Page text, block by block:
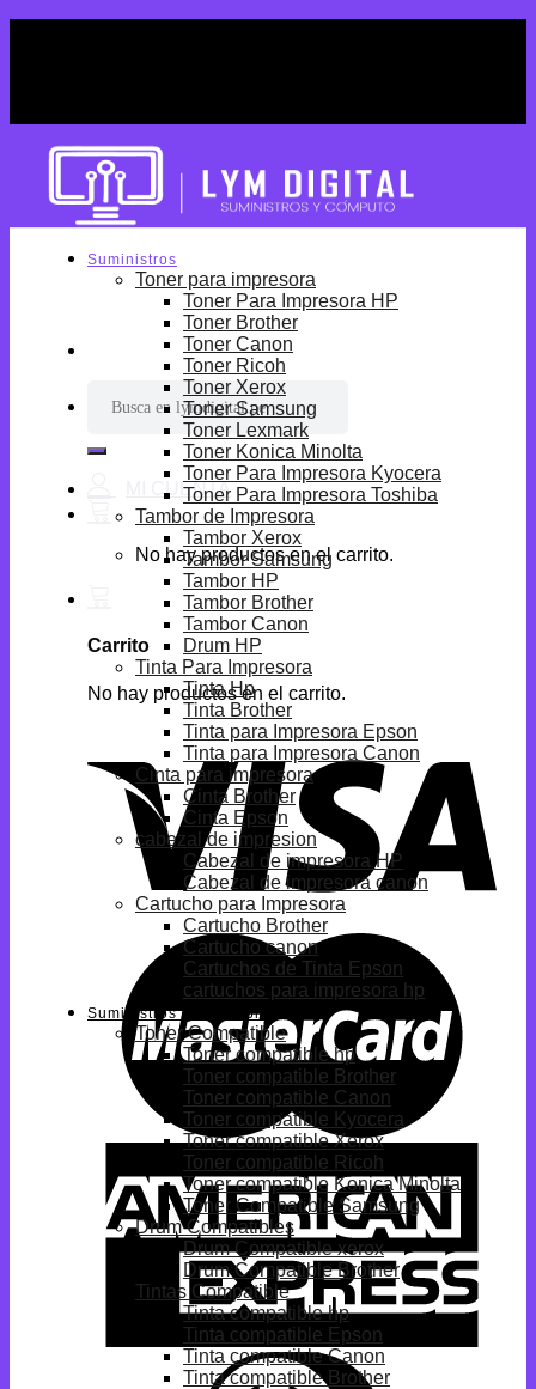
por:
No hay productos en el carrito.
Carrito
No hay productos en el carrito.
Suministros
Toner para impresora
Toner Para Impresora HP
Toner Brother
Toner Canon
Toner Ricoh
Toner Xerox
Toner Samsung
Toner Lexmark
Toner Konica Minolta
Toner Para Impresora Kyocera
Toner Para Impresora Toshiba
Tambor de Impresora
Tambor Xerox
Tambor Samsung
Tambor HP
Tambor Brother
Tambor Canon
Drum HP
Tinta Para Impresora
Tinta Hp
Tinta Brother
Tinta para Impresora Epson
Tinta para Impresora Canon
Cinta para impresora
Cinta Brother
Cinta Epson
cabezal de impresion
Cabezal de impresora HP
Cabezal de impresora canon
Cartucho para Impresora
Cartucho Brother
Cartucho canon
Cartuchos de Tinta Epson
cartuchos para impresora hp
Suministros Compatibles
Toner Compatible
Toner compatible hp
Toner compatible Brother
Toner compatible Canon
Toner compatible Kyocera
Toner compatible Xerox
Toner compatible Ricoh
Toner compatible Konica Minolta
Toner Compatible Samsung
Drum Compatibles
Drum Compatible xerox
Drum Compatible Brother
Tintas Compatible
Tinta compatible hp
Tinta compatible Epson
Tinta compatible Canon
Tinta compatible Brother